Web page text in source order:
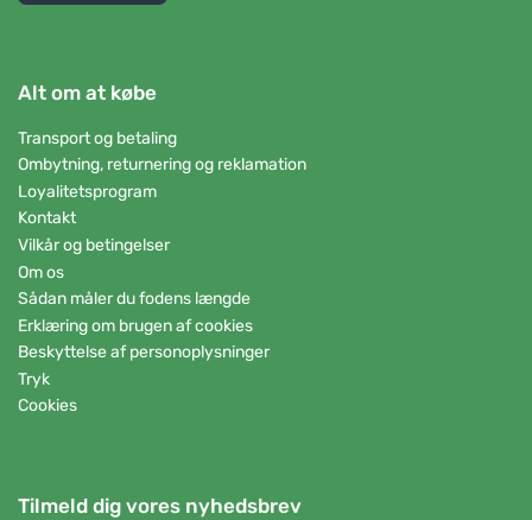
Alt om at købe
Transport og betaling
Ombytning, returnering og reklamation
Loyalitetsprogram
Kontakt
Vilkår og betingelser
Om os
Sådan måler du fodens længde
Erklæring om brugen af cookies
Beskyttelse af personoplysninger
Tryk
Cookies
Tilmeld dig vores nyhedsbrev